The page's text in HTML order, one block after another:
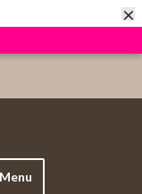
×
Menu